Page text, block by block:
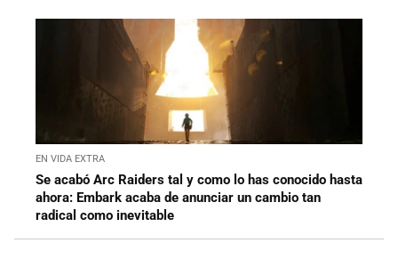
EN VIDA EXTRA
Se acabó Arc Raiders tal y como lo has conocido hasta
ahora: Embark acaba de anunciar un cambio tan
radical como inevitable